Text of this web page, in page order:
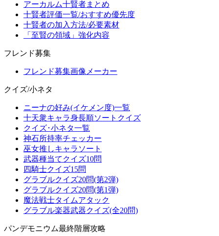
アーカルム十賢者まとめ
十賢者評価一覧/おすすめ優先度
十賢者の加入方法/必要素材
「至賢の領域」強化内容
フレンド募集
フレンド募集画像メーカー
クイズ/小ネタ
ニーナの好み(イケメン度)一覧
十天衆キャラ身長順ソートクイズ
クイズ･小ネタ一覧
神石所持率チェッカー
巫女推しキャラソート
武器種当てクイズ10問
四騎士クイズ15問
グラブルクイズ20問(第2弾)
グラブルクイズ20問(第1弾)
魔法戦士タイムアタック
グラブル楽器武器クイズ(全20問)
パンデモニウム最終階層攻略